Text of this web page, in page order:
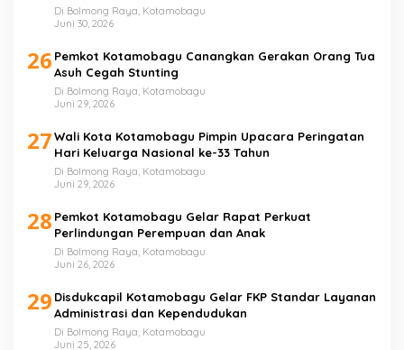
Di Bolmong Raya, Kotamobagu
Juni 30, 2026
26 Pemkot Kotamobagu Canangkan Gerakan Orang Tua
Asuh Cegah Stunting
Di Bolmong Raya, Kotamobagu
Juni 29, 2026
27Wali Kota Kotamobagu Pimpin Upacara Peringatan
Hari Keluarga Nasional ke-33 Tahun
Di Bolmong Raya, Kotamobagu
Juni 29, 2026
28 Pemkot Kotamobagu Gelar Rapat Perkuat
Perlindungan Perempuan dan Anak
Di Bolmong Raya, Kotamobagu
Juni 26, 2026
29 Disdukcapil Kotamobagu Gelar FKP Standar Layanan
Administrasi dan Kependudukan
Di Bolmong Raya, Kotamobagu
Juni 25, 2026